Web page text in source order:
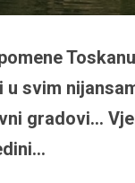
u svim
gradovi…